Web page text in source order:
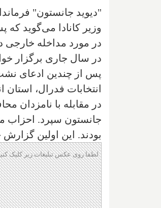
"دیوید جانستون"
وزیر کانادا می‌گوید
در مورد مداخله خارجی
در سال جاری برگزار
پس از چندین ادعای
انتخابات فدرال، استان
در مقابله با نامزدان
جانستون سپرد. احزاب
بودند. این اولین
لطفا روی عکس تبلیغات زیر کلیک